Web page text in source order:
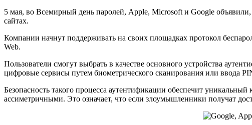
5 мая, во Всемирный день паролей, Apple, Microsoft и Google
сайтах.
Компании начнут поддерживать на своих площадках протокол
Web.
Пользователи смогут выбрать в качестве основного устройства
цифровые сервисы путем биометрического сканирования или ввода
Безопасность такого процесса аутентификации обеспечит
ассиметричными. Это означает, что если злоумышленники получат